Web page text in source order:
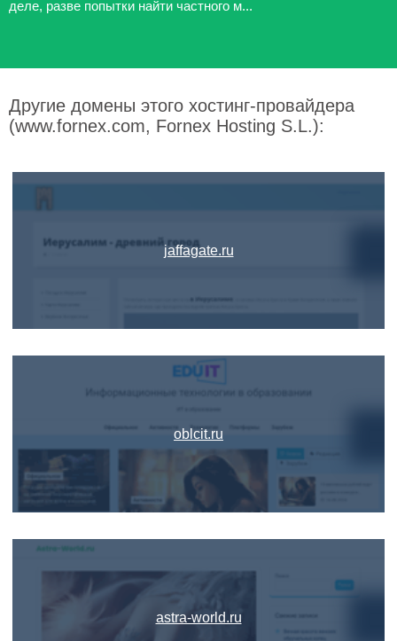
деле, разве попытки найти частного м...
Другие домены этого хостинг-провайдера
(www.fornex.com, Fornex Hosting S.L.):
jaffagate.ru
oblcit.ru
astra-world.ru